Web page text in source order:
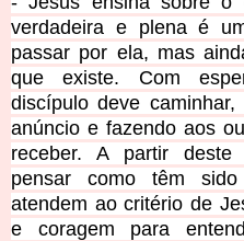
verdadeira e plena é
passar por ela, mas
que existe. Com
discípulo deve
anúncio e fazendo aos
receber. A partir deste
pensar como têm
atendem ao critério de
e coragem para